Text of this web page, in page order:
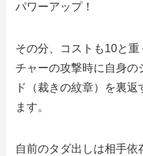
パワーアップ！
その分、コストも10と
チャーの攻撃時に自身の
ド（裁きの紋章）を裏
ます。
自前のタダ出しは相手